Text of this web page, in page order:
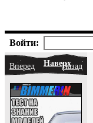
Войти:
Вперед НаверхНазад